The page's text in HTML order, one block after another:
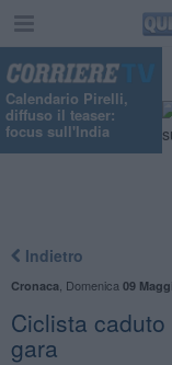
Calendario Pirelli,
diffuso il teaser:
focus sull'India
Indietro
Cronaca Domenica 09
Ciclista
gara